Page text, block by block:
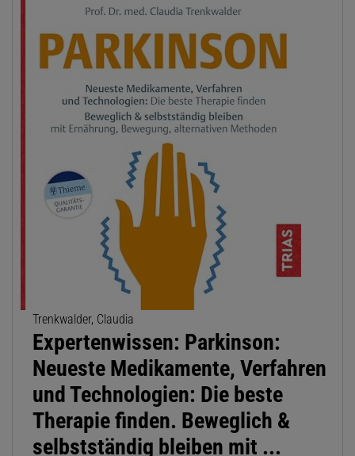
Trenkwalder, Claudia
Expertenwissen: Parkinson:
Neueste Medikamente, Verfahren
und Technologien: Die beste
Therapie finden. Beweglich &
selbstständig bleiben mit ...